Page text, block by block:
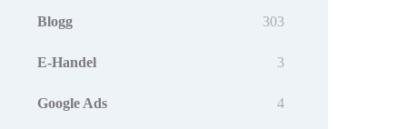
Blogg 303
E-Handel 3
Google Ads 4